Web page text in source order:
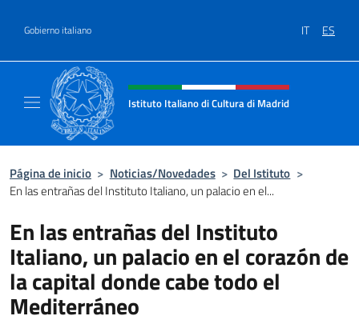
Gobierno italiano IT ES
Encabezado del sitio web,
Istituto Italiano di Cultura di Madrid
Página de inicio > Noticias/Novedades > Del Istituto >
En las entrañas del Instituto Italiano, un palacio en el...
En las entrañas del Instituto
Italiano, un palacio en el corazón de
la capital donde cabe todo el
Mediterráneo